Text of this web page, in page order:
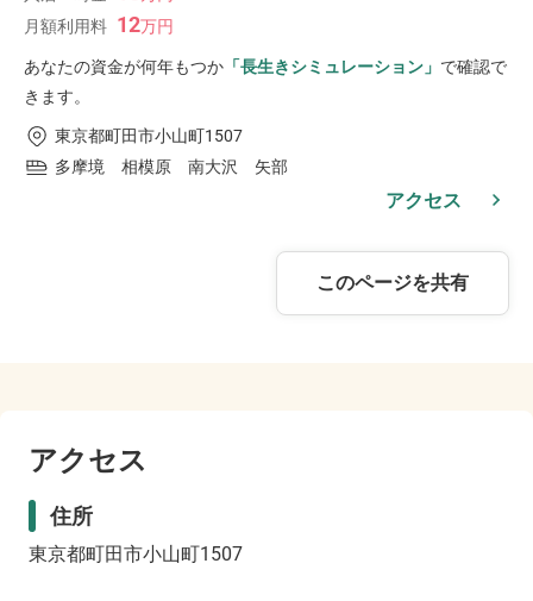
月額利用料 12万円
あなたの資金が何年もつか 「長生きシミュレーション」 で確認で
きます。
東京都町田市小山町1507
多摩境 相模原 南大沢 矢部
アクセス
このページを共有
アクセス
住所
東京都町田市小山町1507